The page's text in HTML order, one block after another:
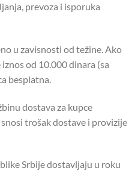
prevoza i isporuka
u zavisnosti od težine. Ako
od 10.000 dinara (sa
besplatna.
dostava za kupce
trošak dostave i provizije
Srbije dostavljaju u roku